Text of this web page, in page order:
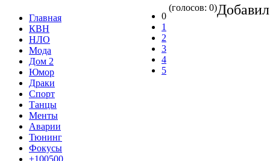
Главная
КВН
НЛО
Мода
Дом 2
Юмор
Драки
Спорт
Танцы
Менты
Аварии
Тюнинг
Фокусы
+100500
0
1
2
3
4
5
(голосов: 0)